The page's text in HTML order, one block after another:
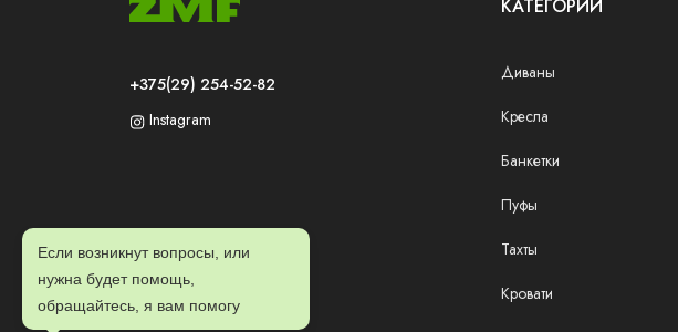
Если возникнут вопросы, или
нужна будет помощь,
обращайтесь, я вам помогу
+375(29) 254-52-82
Instagram
КАТЕГОРИИ
Диваны
Кресла
Банкетки
Пуфы
Тахты
Кровати